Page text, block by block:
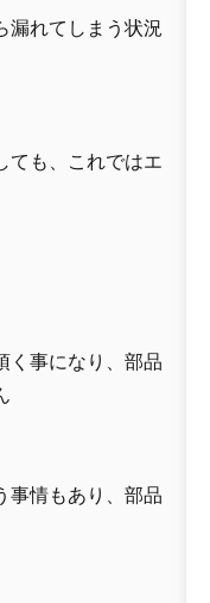
漏れてしまう状況
ても、これではエ
く事になり、部品
事情もあり、部品